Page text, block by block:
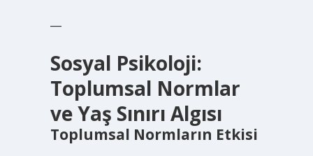
—
Sosyal Psikoloji:
Toplumsal Normlar
ve Yaş Sınırı Algısı
Toplumsal Normların Etkisi